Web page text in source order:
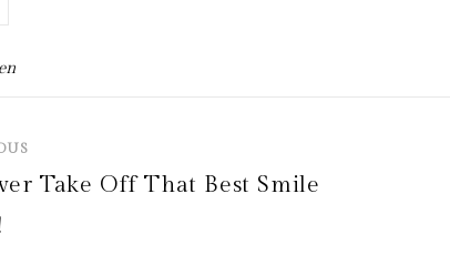
Take Off That Best Smile